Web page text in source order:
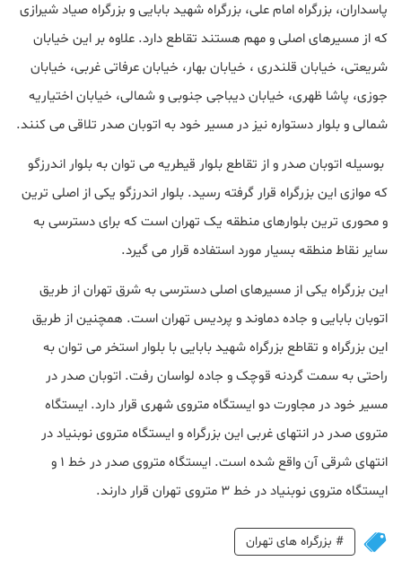
پاسداران، بزرگراه امام علی، بزرگراه شهید بابایی و بزرگراه صیاد شیرازی
که از مسیرهای اصلی و مهم هستند تقاطع دارد. علاوه بر این خیابان
شریعتی، خیابان قلندری ، خیابان بهار، خیابان عرفاتی غربی، خیابان
جوزی، پاشا ظهری، خیابان دیباجی جنوبی و شمالی، خیابان اختیاریه
شمالی و بلوار دستواره نیز در مسیر خود به اتوبان صدر تلاقی می کنند.
بوسیله اتوبان صدر و از تقاطع بلوار قیطریه می توان به بلوار اندرزگو
که موازی این بزرگراه قرار گرفته رسید. بلوار اندرزگو یکی از اصلی ترین
و محوری ترین بلوارهای منطقه یک تهران است که برای دسترسی به
سایر نقاط منطقه بسیار مورد استفاده قرار می گیرد.
این بزرگراه یکی از مسیرهای اصلی دسترسی به شرق تهران از طریق
اتوبان بابایی و جاده دماوند و پردیس تهران است. همچنین از طریق
این بزرگراه و تقاطع بزرگراه شهید بابایی با بلوار استخر می توان به
راحتی به سمت گردنه قوچک و جاده لواسان رفت. اتوبان صدر در
مسیر خود در مجاورت دو ایستگاه متروی شهری قرار دارد. ایستگاه
متروی صدر در انتهای غربی این بزرگراه و ایستگاه متروی نوبنیاد در
انتهای شرقی آن واقع شده است. ایستگاه متروی صدر در خط 1 و
ایستگاه متروی نوبنیاد در خط 3 متروی تهران قرار دارند.
# بزرگراه های تهران